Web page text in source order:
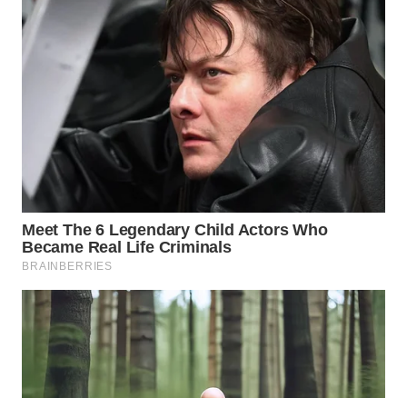
WAHANA
INFRASTRUKTUR
WAHANA
KONSUMEN
WAHANA
WAHANA
TRAVEL
WAHANA
TV
WAHANANEWS